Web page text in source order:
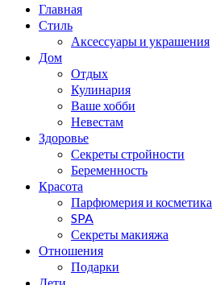
Главная
Стиль
Аксессуары и украшения
Дом
Отдых
Кулинария
Ваше хобби
Невестам
Здоровье
Секреты стройности
Беременность
Красота
Парфюмерия и косметика
SPA
Секреты макияжа
Отношения
Подарки